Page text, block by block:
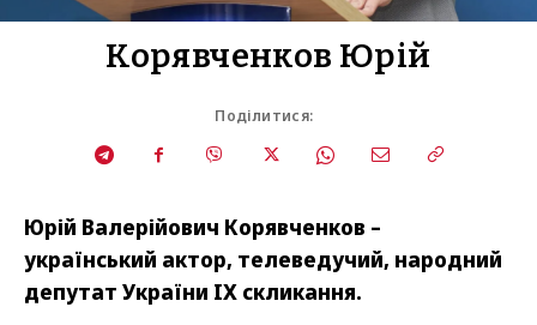
Корявченков Юрій
Поділитися:
Юрій Валерійович Корявченков –
український актор, телеведучий, народний
депутат України IX скликання.